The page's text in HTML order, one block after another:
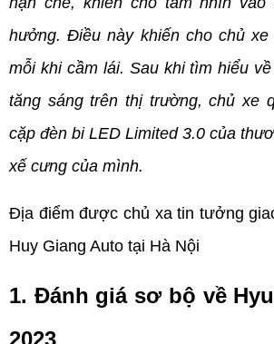
hưởng. Điều này khiến cho chủ
mỗi khi cầm lái. Sau khi tìm hiểu
tăng sáng trên thị trường, chủ xe
cặp đèn bi LED Limited 3.0 của
xế cưng của mình.
Địa điểm được chủ xa tin tưởng
Huy Giang Auto tại Hà Nội
1. Đánh giá sơ bộ về
2023